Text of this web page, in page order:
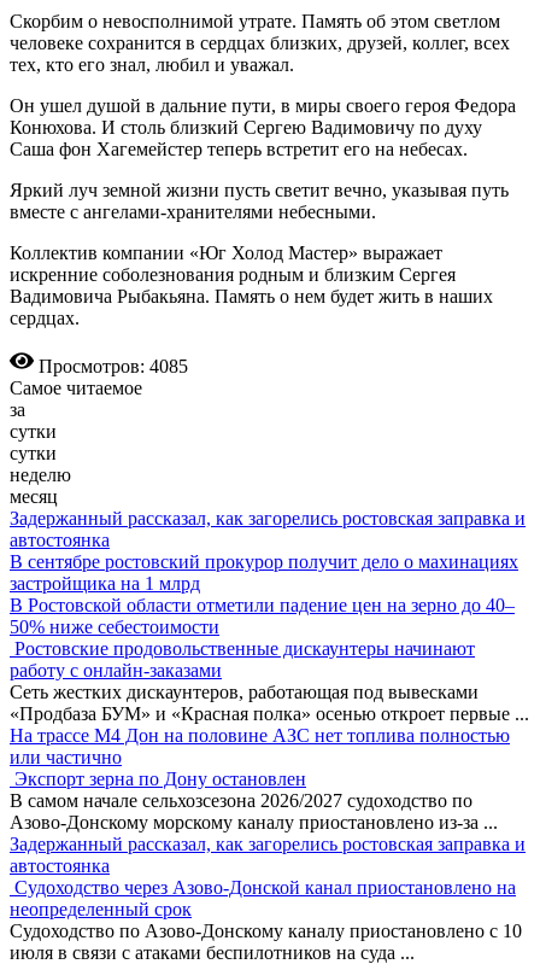
Скорбим о невосполнимой утрате. Память об этом светлом
человеке сохранится в сердцах близких, друзей, коллег, всех
тех, кто его знал, любил и уважал.
Он ушел душой в дальние пути, в миры своего героя Федора
Конюхова. И столь близкий Сергею Вадимовичу по духу
Саша фон Хагемейстер теперь встретит его на небесах.
Яркий луч земной жизни пусть светит вечно, указывая путь
вместе с ангелами-хранителями небесными.
Коллектив компании «Юг Холод Мастер» выражает
искренние соболезнования родным и близким Сергея
Вадимовича Рыбакьяна. Память о нем будет жить в наших
сердцах.
Просмотров: 4085
Самое читаемое
за
сутки
сутки
неделю
месяц
Задержанный рассказал, как загорелись ростовская заправка и
автостоянка
В сентябре ростовский прокурор получит дело о махинациях
застройщика на 1 млрд
В Ростовской области отметили падение цен на зерно до 40–
50% ниже себестоимости
Ростовские продовольственные дискаунтеры начинают
работу с онлайн-заказами
Сеть жестких дискаунтеров, работающая под вывесками
«Продбаза БУМ» и «Красная полка» осенью откроет первые ...
На трассе М4 Дон на половине АЗС нет топлива полностью
или частично
Экспорт зерна по Дону остановлен
В самом начале сельхозсезона 2026/2027 судоходство по
Азово-Донскому морскому каналу приостановлено из-за ...
Задержанный рассказал, как загорелись ростовская заправка и
автостоянка
Судоходство через Азово-Донской канал приостановлено на
неопределенный срок
Судоходство по Азово-Донскому каналу приостановлено с 10
июля в связи с атаками беспилотников на суда ...